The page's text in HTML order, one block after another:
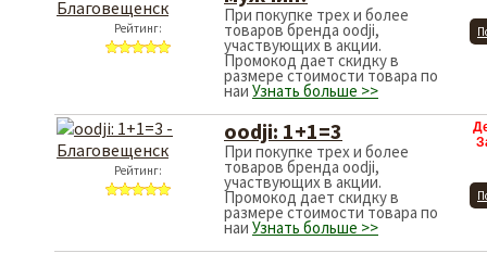
Рейтинг:
При покупке трех и более
товаров бренда oodji,
участвующих в акции.
Промокод дает скидку в
размере стоимости товара по
наи Узнать больше >>
Рейтинг:
oodji: 1+1=3
При покупке трех и более
товаров бренда oodji,
участвующих в акции.
Промокод дает скидку в
размере стоимости товара по
наи Узнать больше >>